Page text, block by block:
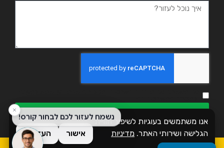
שליחה
כל הזכויות שמורות לזמן אשכול
אנו משתמשים בעוגיות לשיפור חוויית
הגלישה ושירותי האתר. מדיניות
פרטיות
אישור העדפות